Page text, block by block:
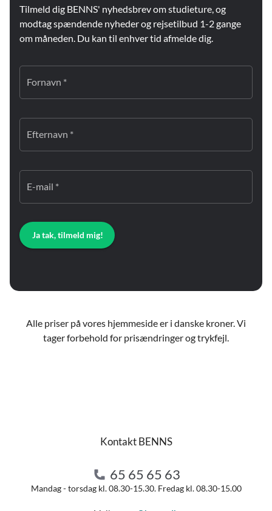
Tilmeld dig BENNS' nyhedsbrev om studieture, og
modtag spændende nyheder og rejsetilbud 1-2 gange
om måneden. Du kan til enhver tid afmelde dig.
Fornavn *
Efternavn *
E-mail *
Ja tak, tilmeld mig!
Alle priser på vores hjemmeside er i danske kroner. Vi
tager forbehold for prisændringer og trykfejl.
Kontakt BENNS
65 65 65 63
Mandag - torsdag kl. 08.30-15.30. Fredag kl. 08.30-15.00